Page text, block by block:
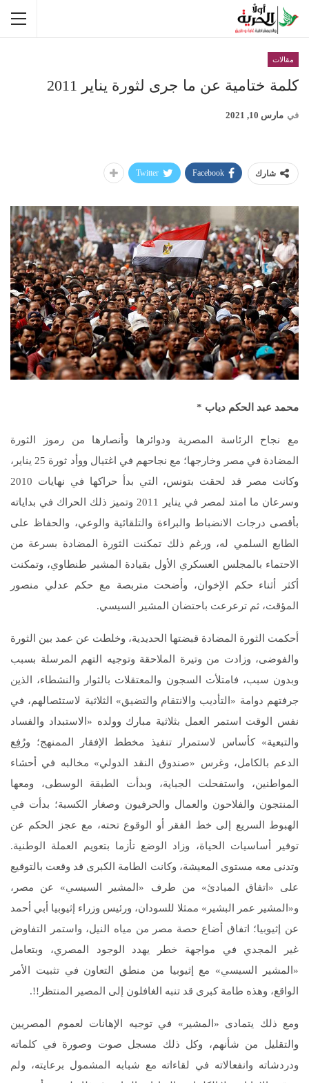
مقالات
كلمة ختامية عن ما جرى لثورة يناير 2011
في مارس 10, 2021
شارك Facebook
Twitter
محمد عبد الحكم دياب *
مع نجاح الرئاسة المصرية ودوائرها وأنصارها من رموز الثورة
المضادة في مصر وخارجها؛ مع نجاحهم في اغتيال ووأد ثورة 25 يناير،
وكانت مصر قد لحقت بتونس، التي بدأ حراكها في نهايات 2010
وسرعان ما امتد لمصر في يناير 2011 وتميز ذلك الحراك في بداياته
بأقصى درجات الانضباط والبراءة والتلقائية والوعي، والحفاظ على
الطابع السلمي له، ورغم ذلك تمكنت الثورة المضادة بسرعة من
الاحتماء بالمجلس العسكري الأول بقيادة المشير طنطاوي، وتمكنت
أكثر أثناء حكم الإخوان، وأضحت متربصة مع حكم عدلي منصور
المؤقت، ثم ترعرعت باحتضان المشير السيسي.
أحكمت الثورة المضادة قبضتها الحديدية، وخلطت عن عمد بين الثورة
والفوضى، وزادت من وتيرة الملاحقة وتوجيه التهم المرسلة بسبب
وبدون سبب، فامتلأت السجون والمعتقلات بالثوار والنشطاء، الذين
جرفتهم دوامة «التأديب والانتقام والتضيق» الثلاثية لاستئصالهم، في
نفس الوقت استمر العمل بثلاثية مبارك وولده «الاستبداد والفساد
والتبعية» كأساس لاستمرار تنفيذ مخطط الإفقار الممنهج؛ ورُفِع
الدعم بالكامل، وغرس «صندوق النقد الدولي» مخالبه في أحشاء
المواطنين، واستفحلت الجباية، وبدأت الطبقة الوسطى، ومعها
المنتجون والفلاحون والعمال والحرفيون وصغار الكسبة؛ بدأت في
الهبوط السريع إلى خط الفقر أو الوقوع تحته، مع عجز الحكم عن
توفير أساسيات الحياة، وزاد الوضع تأزما بتعويم العملة الوطنية.
وتدنى معه مستوى المعيشة، وكانت الطامة الكبرى قد وقعت بالتوقيع
على «اتفاق المبادئ» من طرف «المشير السيسي» عن مصر،
و«المشير عمر البشير» ممثلا للسودان، ورئيس وزراء إثيوبيا أبي أحمد
عن إثيوبيا؛ اتفاق أضاع حصة مصر من مياه النيل، واستمر التفاوض
غير المجدي في مواجهة خطر يهدد الوجود المصري، وبتعامل
«المشير السيسي» مع إثيوبيا من منطق التعاون في تثبيت الأمر
الواقع، وهذه طامة كبرى قد تنبه الغافلون إلى المصير المنتظر!!.
ومع ذلك يتمادى «المشير» في توجيه الإهانات لعموم المصريين
والتقليل من شأنهم، وكل ذلك مسجل صوت وصورة في كلماته
ودردشاته وانفعالاته في لقاءاته مع شبابه المشمول برعايته، ولم